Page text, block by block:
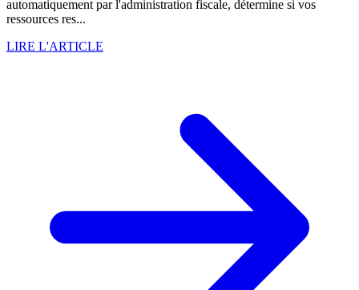
automatiquement par l'administration fiscale, détermine si vos
ressources res...
LIRE L'ARTICLE